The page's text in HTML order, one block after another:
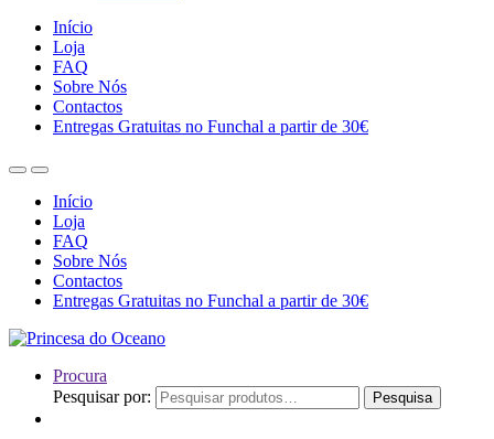
Início
Loja
FAQ
Sobre Nós
Contactos
Entregas Gratuitas no Funchal a partir de 30€
Início
Loja
FAQ
Sobre Nós
Contactos
Entregas Gratuitas no Funchal a partir de 30€
Procura
Pesquisar por:
Pesquisa